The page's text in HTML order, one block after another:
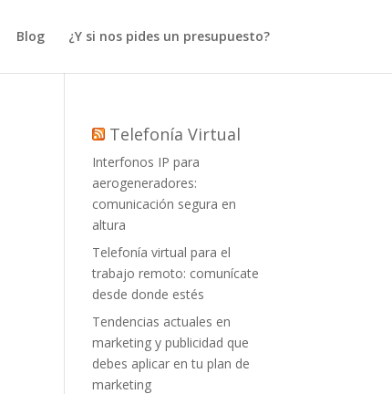
Blog ¿Y si nos pides un presupuesto?
Telefonía Virtual
Interfonos IP para
aerogeneradores:
comunicación segura en
altura
Telefonía virtual para el
trabajo remoto: comunícate
desde donde estés
Tendencias actuales en
marketing y publicidad que
debes aplicar en tu plan de
marketing